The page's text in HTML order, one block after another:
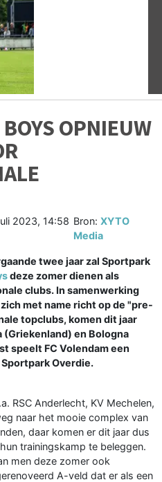
OPNIEUW
2023, 14:58 Bron:XYTO
Media
twee jaar zal Sportpark
deze zomer dienen als
clubs. In samenwerking
met name richt op de "pre-
topclubs, komen dit jaar
(Griekenland) en Bologna
speelt FC Volendam een
Overdie.
RSC Anderlecht, KV Mechelen,
naar het mooie complex van
daar komen er dit jaar dus
trainingskamp te beleggen.
men deze zomer ook
A-veld dat er als een